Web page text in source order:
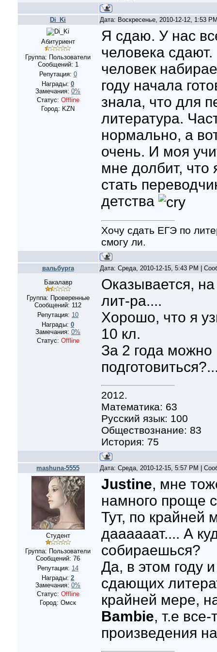
Di_Ki Дата: Воскресенье, 2010-12-12, 1:53
Абитуриент
Группа: Пользователи
Сообщений: 1
Репутация: 0
Награды: 0
Замечания: 0%
Статус: Offline
Город: KZN
Я сдаю. У нас
человека
человек
году начала
знала, что для
литература.
нормально, а
очень. И моя
мне долбит,
стать
детства
Хочу сдать ЕГЭ по
смогу ли.
вальбурга
Дата: Среда, 2010-12-15, 5:43 PM |
Бакалавр
Группа: Проверенные
Сообщений: 112
Репутация: 10
Награды: 0
Замечания: 0%
Статус: Offline
Оказывается,
лит-ра....
Хорошо, что я
10 кл.
За 2 года
2012.
Математика: 63
Русский язык: 100
Обществознание: 83
История: 75
mashuna-5555 Дата: Среда, 2010-12-15, 5:57 PM |
Студент
Группа: Пользователи
Сообщений: 76
Репутация: 14
Награды: 2
Замечания: 0%
Статус: Offline
Город: Омск
Justine, мне
намного проще
Тут, по крайней
даааааат.... А
собираешься?
Да, в этом году
сдающих
крайней мере,
Bambie, т.е
произведения